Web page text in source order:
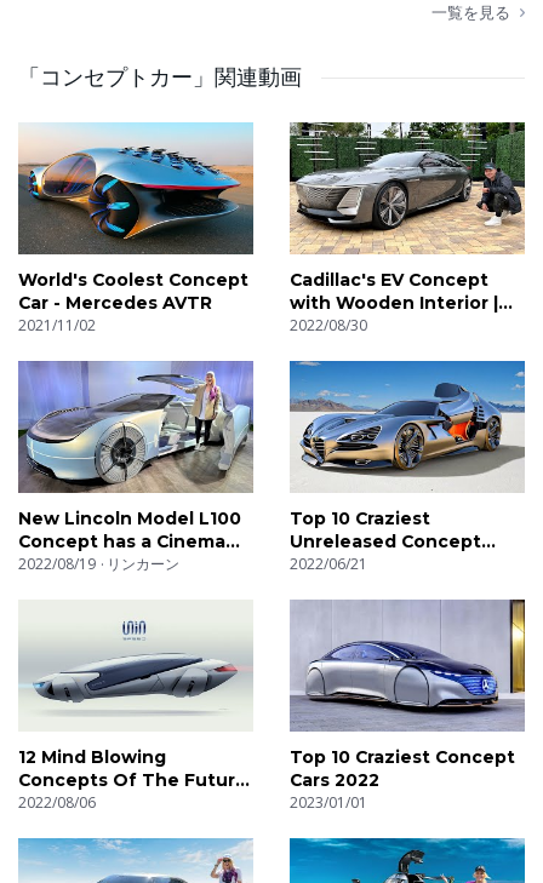
一覧を見る
「コンセプトカー」関連動画
World's Coolest Concept
Car - Mercedes AVTR
2021/11/02
Cadillac's EV Concept
with Wooden Interior |
Celestiq
2022/08/30
New Lincoln Model L100
Concept has a Cinema
Floor
2022/08/19 リンカーン
Top 10 Craziest
Unreleased Concept
Cars
2022/06/21
12 Mind Blowing
Concepts Of The Future
You Must See
2022/08/06
Top 10 Craziest Concept
Cars 2022
2023/01/01